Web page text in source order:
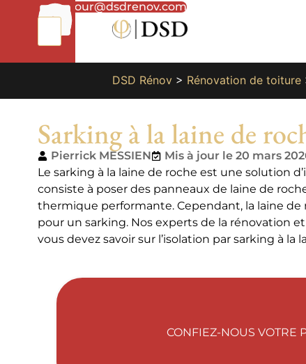
01
87
65
49
bonjour@dsdrenov.com
DSD Rénov > Rénovation de toiture
Sarking à la laine de
Pierrick MESSIEN
Mis à jour le 20 mars
Le sarking à la laine de roche est une solution
consiste à poser des panneaux de laine de
thermique performante. Cependant, la laine de
pour un sarking. Nos experts de la rénovation
vous devez savoir sur l’isolation par sarking à la
CONFIEZ-NOUS VOTRE